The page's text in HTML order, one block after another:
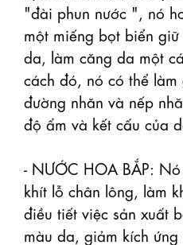
"đài phun nước ", nó
một miếng bọt biển
da, làm căng da một
cách đó, nó có thể
đường nhăn và nếp
độ ẩm và kết cấu của
- NƯỚC HOA BẮP:
khít lỗ chân lông, làm
điều tiết việc sản xuất
màu da, giảm kích ứng